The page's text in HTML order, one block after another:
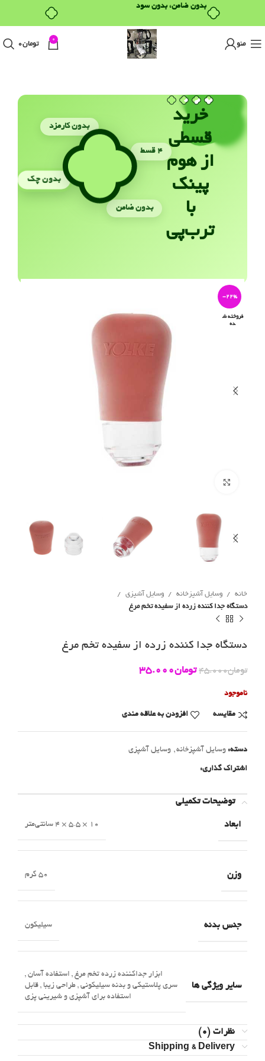
بدون ضامن، بدون سود
منو
0
تومان0
خرید
قسطی
از هوم
پینک
با
ترب‌پی
بدون کارمزد
۴ قسط
بدون چک
بدون ضامن
-22%
فروخته ش
ده
خانه وسایل آشپزخانه
وسایل آشپزی
دستگاه جدا کننده زرده از سفیده تخم مرغ
دستگاه جدا کننده زرده از سفیده تخم مرغ
تومان45.000 تومان35.000
ناموجود
مقايسه افزودن به علاقه مندی
دسته: وسایل آشپزخانه, وسایل آشپزی
اشتراک گذاری:
توضیحات تکمیلی
ابعاد ۱۰ × ۵.۵ × ۴ سانتی‌متر
وزن ۵۰ گرم
جنس بدنه سیلیکون
سایر ویژگی ها
ابزار جداکننده زرده تخم مرغ , استفاده آسان ,
سری پلاستیکی و بدنه سیلیکونی , طراحی زیبا , قابل
استفاده برای آشپزی و شیرینی پزی
نظرات (0)
Shipping & Delivery